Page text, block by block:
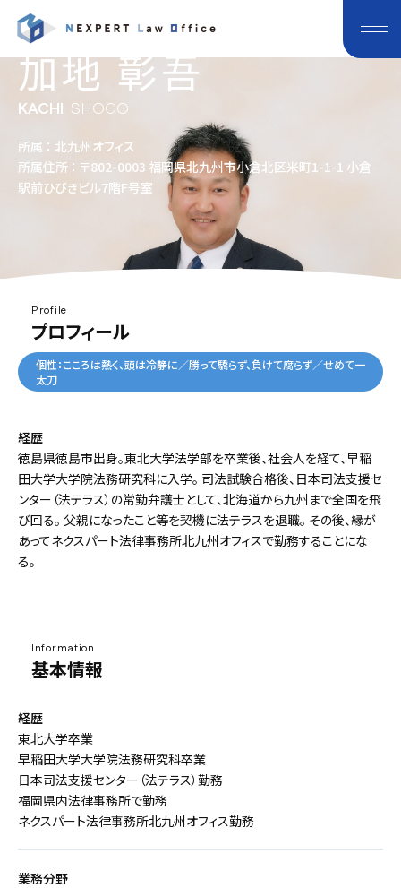
加地 彰吾
KACHI SHOGO
所属 ： 北九州オフィス
所属住所 ： 〒802-0003 福岡県北九州市小倉北区米町1-1-1 小倉
駅前ひびきビル7階F号室
Profile
プロフィール
個性：こころは熱く、頭は冷静に／勝って驕らず、負けて腐らず／せめて一
太刀
経歴
徳島県徳島市出身。東北大学法学部を卒業後、社会人を経て、早稲
田大学大学院法務研究科に入学。 司法試験合格後、日本司法支援セ
ンター（法テラス）の常勤弁護士として、北海道から九州まで全国を飛
び回る。 父親になったこと等を契機に法テラスを退職。 その後、縁が
あってネクスパート法律事務所北九州オフィスで勤務することにな
る。
Information
基本情報
経歴
東北大学卒業
早稲田大学大学院法務研究科卒業
日本司法支援センター（法テラス）勤務
福岡県内法律事務所で勤務
ネクスパート法律事務所北九州オフィス勤務
業務分野